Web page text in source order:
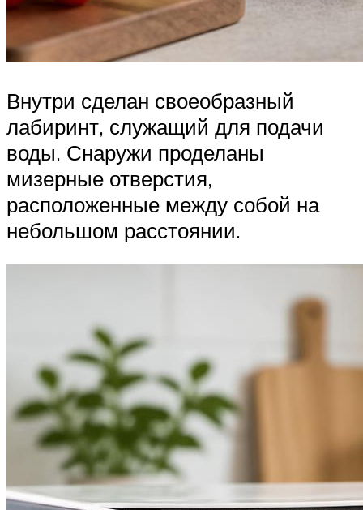
Внутри сделан своеобразный
лабиринт, служащий для подачи
воды. Снаружи проделаны
мизерные отверстия,
расположенные между собой на
небольшом расстоянии.